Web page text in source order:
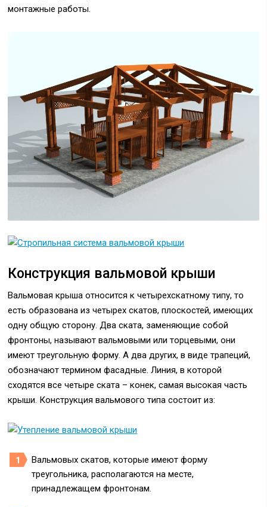
монтажные работы.
Конструкция вальмовой крыши
Вальмовая крыша относится к четырехскатному типу, то
есть образована из четырех скатов, плоскостей, имеющих
одну общую сторону. Два ската, заменяющие собой
фронтоны, называют вальмовыми или торцевыми, они
имеют треугольную форму. А два других, в виде трапеций,
обозначают термином фасадные. Линия, в которой
сходятся все четыре ската – конек, самая высокая часть
крыши. Конструкция вальмового типа состоит из:
Вальмовых скатов, которые имеют форму
треугольника, располагаются на месте,
принадлежащем фронтонам.